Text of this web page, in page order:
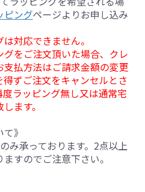
ピングページよりお申し込み
対応できません。
をご注文頂いた場合、クレ
払方法はご請求金額の変更
ずご注文をキャンセルとさ
ラッピング無し又は通常宅
ます。
》
み承っております。2点以上
すのでご注意下さい。